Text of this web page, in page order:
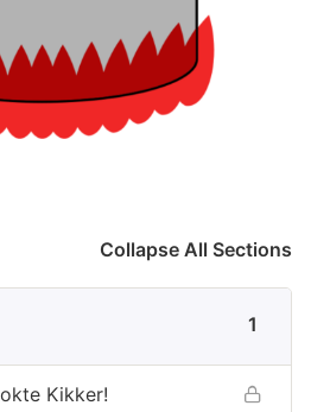
Collapse All Sections
1
Kikker!